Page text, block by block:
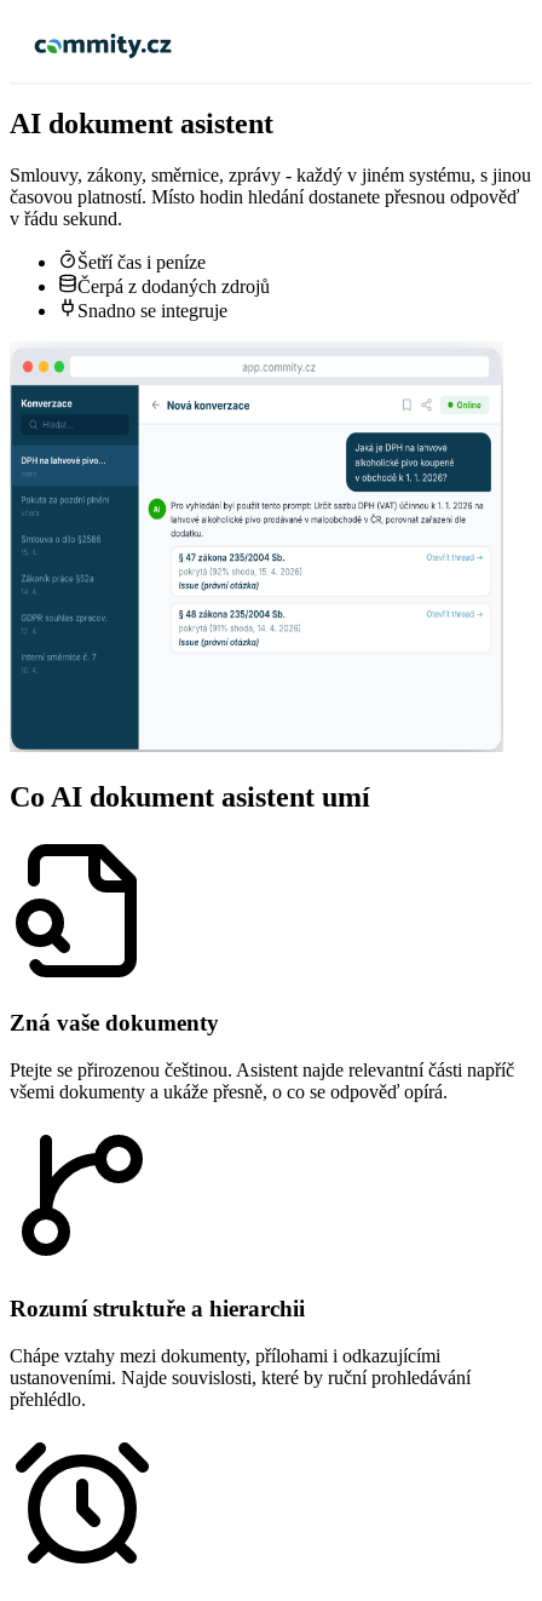
AI dokument asistent
Smlouvy, zákony, směrnice, zprávy - každý v jiném systému, s jinou
časovou platností. Místo hodin hledání dostanete přesnou odpověď
v řádu sekund.
Šetří čas i peníze
Čerpá z dodaných zdrojů
Snadno se integruje
Co AI dokument asistent umí
Zná vaše dokumenty
Ptejte se přirozenou češtinou. Asistent najde relevantní části napříč
všemi dokumenty a ukáže přesně, o co se odpověď opírá.
Rozumí struktuře a hierarchii
Chápe vztahy mezi dokumenty, přílohami i odkazujícími
ustanoveními. Najde souvislosti, které by ruční prohledávání
přehlédlo.